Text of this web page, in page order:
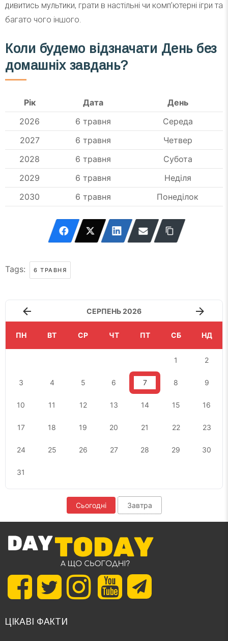
дивитись мультики, грати в настільні чи комп’ютерні ігри та
багато чого іншого.
Коли будемо відзначати День без
домашніх завдань?
Рік Дата
День
2026
6 травня
Середа
2027
6 травня
Четвер
2028
6 травня
Субота
2029
6 травня
Неділя
2030
6 травня Понеділок
Tags: 6 ТРАВНЯ
СЕРПЕНЬ 2026
ПН ВТ СР ЧТ ПТ СБ НД
1 2
3 4 5 6 7 8 9
10 11 12 13 14 15 16
17 18 19 20 21 22 23
24 25 26 27 28 29 30
31
Сьогодні Завтра
ЦІКАВІ ФАКТИ